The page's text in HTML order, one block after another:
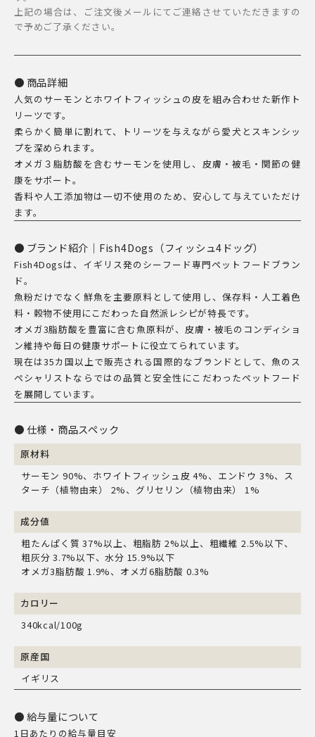
モ
ン
ィ
ッ
ク
個
上記の場合は、ご注文後メールにてご連絡させていただきますの
で予めご了承ください。
商品詳細
人気のサーモンとホワイトフィッシュの皮を組み合わせた新作ト
リーツです。
柔らかく簡単に割れて、トリーツを与えながら愛犬とスキンシッ
プを深められます。
オメガ３脂肪酸を含むサーモンを使用し、皮膚・被毛・関節の健
康をサポート。
香料や人工添加物は一切不使用のため、安心して与えていただけ
ます。
ブランド紹介｜Fish4Dogs（フィッシュ4ドッグ）
Fish4Dogsは、イギリス発のシーフード専門ペットフードブラン
ド。
魚粉だけでなく鮮魚を主要原料として使用し、保存料・人工着色
料・穀物不使用にこだわった自然派レシピが特長です。
オメガ3脂肪酸を豊富に含む魚原料が、皮膚・被毛のコンディショ
ン維持や毎日の健康サポートに役立てられています。
現在は35カ国以上で販売される国際的なブランドとして、魚のス
ペシャリストならではの品質と安全性にこだわったペットフード
を展開しています。
仕様・商品スペック
原材料
サーモン 90%、ホワイトフィッシュ皮 4%、エンドウ 3%、ス
ターチ（植物由来） 2%、グリセリン（植物由来） 1%
成分値
粗たんぱく質 37%以上、粗脂肪 2%以上、粗繊維 2.5%以下、
粗灰分 3.7%以下、水分 15.9%以下
オメガ3脂肪酸 1.9%、オメガ6脂肪酸 0.3%
カロリー
340kcal/100g
原産国
イギリス
給与量について
1日あたりの給与量目安